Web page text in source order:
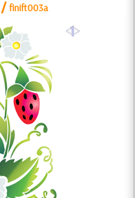
/finift003a
a